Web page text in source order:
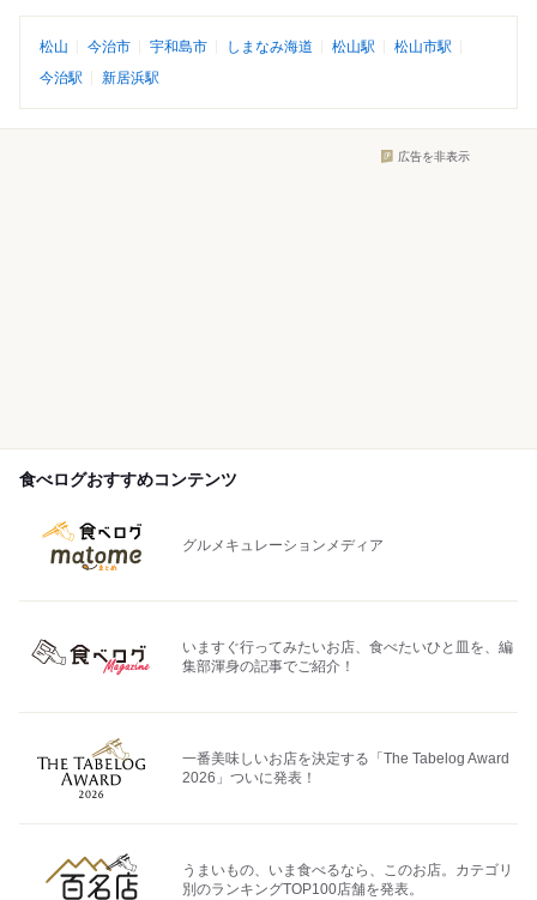
松山 今治市 宇和島市 しまなみ海道 松山駅
松山市駅
今治駅
新居浜駅
広告を非表示
食べログおすすめコンテンツ
グルメキュレーションメディア
いますぐ行ってみたいお店、食べたいひと皿を、編
集部渾身の記事でご紹介！
一番美味しいお店を決定する「The Tabelog Award
2026」ついに発表！
うまいもの、いま食べるなら、このお店。カテゴリ
別のランキングTOP100店舗を発表。